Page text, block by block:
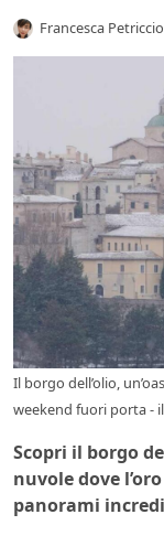
Francesca
Il borgo dell’olio,
weekend fuori porta -
Scopri il borgo
nuvole dove
panorami